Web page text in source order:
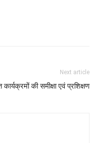
Next article
कार्यक्रमों की समीक्षा एवं प्रशिक्षण